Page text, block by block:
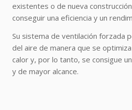
existentes o de nueva
conseguir una eficiencia y un
Su sistema de ventilación forzada
del aire de manera que se
calor y, por lo tanto, se consigue
y de mayor alcance.